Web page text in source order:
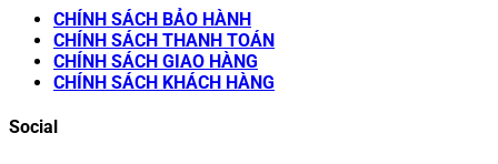
CHÍNH SÁCH BẢO HÀNH
CHÍNH SÁCH THANH TOÁN
CHÍNH SÁCH GIAO HÀNG
CHÍNH SÁCH KHÁCH HÀNG
Social